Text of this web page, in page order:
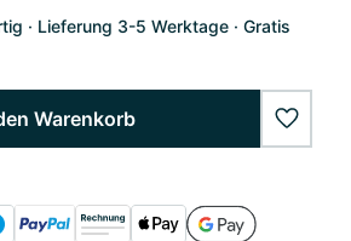
Lieferung 3-5 Werktage
Gratis
Warenkorb